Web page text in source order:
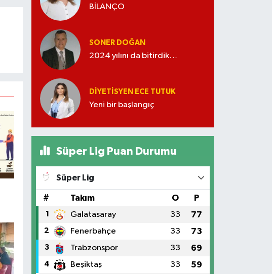
BİLANÇO
SONER DOĞAN
2024 yılını da bitirdik…
DIYETISYEN ECE TUTUK
Yeni bir başlangıç
Süper Lig Puan Durumu
Süper Lig
# Takım O P
1 Galatasaray 33 77
2 Fenerbahçe 33 73
3 Trabzonspor 33 69
4 Beşiktaş 33 59